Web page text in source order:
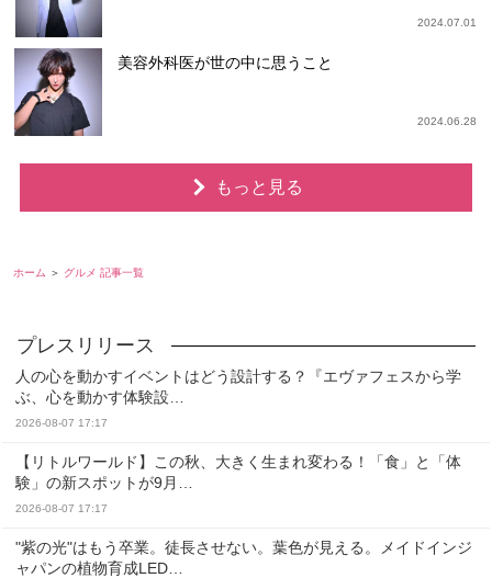
2024.07.01
美容外科医が世の中に思うこと
2024.06.28
もっと見る
ホーム グルメ 記事一覧
人の心を動かすイベントはどう設計する？『エヴァフェスから学
ぶ、心を動かす体験設…
2026-08-07 17:17
【リトルワールド】この秋、大きく生まれ変わる！「食」と「体
験」の新スポットが9月…
2026-08-07 17:17
"紫の光"はもう卒業。徒長させない。葉色が見える。メイドインジ
ャパンの植物育成LED…